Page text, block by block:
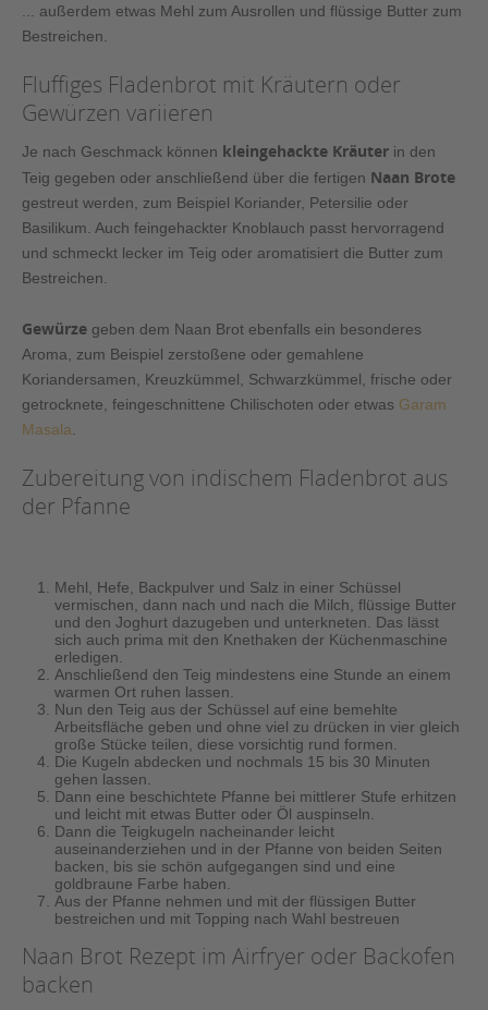
... außerdem etwas Mehl zum Ausrollen und flüssige Butter zum
Bestreichen.
Fluffiges Fladenbrot mit Kräutern oder
Gewürzen variieren
Je nach Geschmack können kleingehackte Kräuter in den
Teig gegeben oder anschließend über die fertigen Naan Brote
gestreut werden, zum Beispiel Koriander, Petersilie oder
Basilikum. Auch feingehackter Knoblauch passt hervorragend
und schmeckt lecker im Teig oder aromatisiert die Butter zum
Bestreichen.
Gewürze geben dem Naan Brot ebenfalls ein besonderes
Aroma, zum Beispiel zerstoßene oder gemahlene
Koriandersamen, Kreuzkümmel, Schwarzkümmel, frische oder
getrocknete, feingeschnittene Chilischoten oder etwas Garam
Masala
Zubereitung von indischem Fladenbrot aus
der Pfanne
Mehl, Hefe, Backpulver und Salz in einer Schüssel
vermischen, dann nach und nach die Milch, flüssige Butter
und den Joghurt dazugeben und unterkneten. Das lässt
sich auch prima mit den Knethaken der Küchenmaschine
erledigen.
Anschließend den Teig mindestens eine Stunde an einem
warmen Ort ruhen lassen.
Nun den Teig aus der Schüssel auf eine bemehlte
Arbeitsfläche geben und ohne viel zu drücken in vier gleich
große Stücke teilen, diese vorsichtig rund formen.
Die Kugeln abdecken und nochmals 15 bis 30 Minuten
gehen lassen.
Dann eine beschichtete Pfanne bei mittlerer Stufe erhitzen
und leicht mit etwas Butter oder Öl auspinseln.
Dann die Teigkugeln nacheinander leicht
auseinanderziehen und in der Pfanne von beiden Seiten
backen, bis sie schön aufgegangen sind und eine
goldbraune Farbe haben.
Aus der Pfanne nehmen und mit der flüssigen Butter
bestreichen und mit Topping nach Wahl bestreuen
Naan Brot Rezept im Airfryer oder Backofen
backen